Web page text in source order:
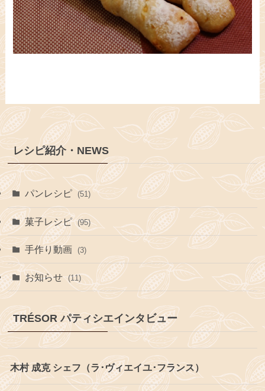
レシピ紹介・NEWS
パンレシピ (51)
菓子レシピ (95)
手作り動画 (3)
お知らせ (11)
TRÉSOR パティシエインタビュー
木村 成克 シェフ（ラ･ヴィエイユ･フランス）